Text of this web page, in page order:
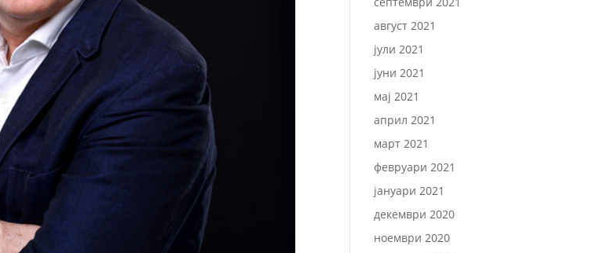
август 2021
јули 2021
јуни 2021
мај 2021
април 2021
март 2021
февруари 2021
јануари 2021
декември 2020
ноември 2020